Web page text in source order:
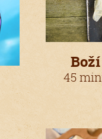
45